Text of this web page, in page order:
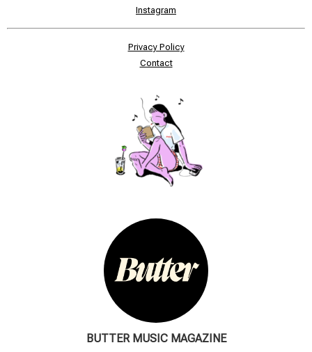
Instagram
Privacy Policy
Contact
BUTTER MUSIC MAGAZINE